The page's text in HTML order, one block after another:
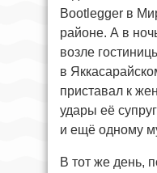
Bootlegger в
районе. А в
возле
в
приставал к
удары её
и ещё одному
В тот же день,